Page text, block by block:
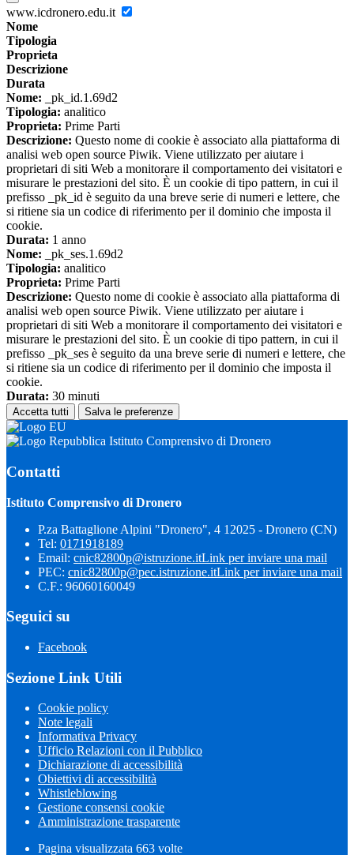
www.icdronero.edu.it
Nome
Tipologia
Proprieta
Descrizione
Durata
Nome: _pk_id.1.69d2
Tipologia: analitico
Proprieta: Prime Parti
Descrizione: Questo nome di cookie è associato alla piattaforma di
analisi web open source Piwik. Viene utilizzato per aiutare i
proprietari di siti Web a monitorare il comportamento dei visitatori e
misurare le prestazioni del sito. È un cookie di tipo pattern, in cui il
prefisso _pk_id è seguito da una breve serie di numeri e lettere, che
si ritiene sia un codice di riferimento per il dominio che imposta il
cookie.
Durata: 1 anno
Nome: _pk_ses.1.69d2
Tipologia: analitico
Proprieta: Prime Parti
Descrizione: Questo nome di cookie è associato alla piattaforma di
analisi web open source Piwik. Viene utilizzato per aiutare i
proprietari di siti Web a monitorare il comportamento dei visitatori e
misurare le prestazioni del sito. È un cookie di tipo pattern, in cui il
prefisso _pk_ses è seguito da una breve serie di numeri e lettere, che
si ritiene sia un codice di riferimento per il dominio che imposta il
cookie.
Durata: 30 minuti
Accetta tutti Salva le preferenze
Istituto Comprensivo di Dronero
Contatti
Istituto Comprensivo di Dronero
P.za Battaglione Alpini "Dronero", 4 12025 - Dronero (CN)
Tel: 0171918189
Email: cnic82800p@istruzione.itLink per inviare una mail
PEC: cnic82800p@pec.istruzione.itLink per inviare una mail
C.F.: 96060160049
Seguici su
Facebook
Sezione Link Utili
Cookie policy
Note legali
Informativa Privacy
Ufficio Relazioni con il Pubblico
Dichiarazione di accessibilità
Obiettivi di accessibilità
Whistleblowing
Gestione consensi cookie
Amministrazione trasparente
Pagina visualizzata 663 volte